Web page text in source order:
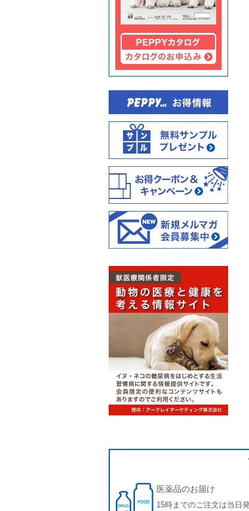
医薬品のお届け
15時までのご注文は当日